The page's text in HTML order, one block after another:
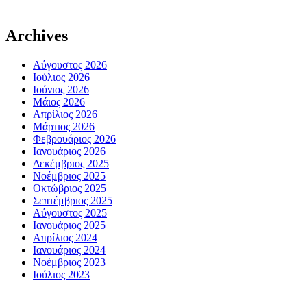
Archives
Αύγουστος 2026
Ιούλιος 2026
Ιούνιος 2026
Μάιος 2026
Απρίλιος 2026
Μάρτιος 2026
Φεβρουάριος 2026
Ιανουάριος 2026
Δεκέμβριος 2025
Νοέμβριος 2025
Οκτώβριος 2025
Σεπτέμβριος 2025
Αύγουστος 2025
Ιανουάριος 2025
Απρίλιος 2024
Ιανουάριος 2024
Νοέμβριος 2023
Ιούλιος 2023